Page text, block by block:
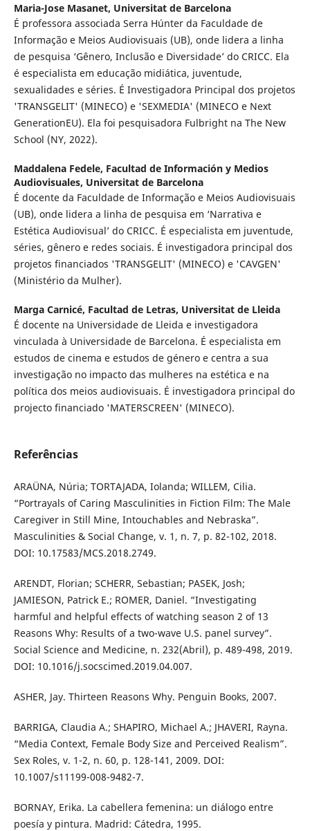
Maria-Jose Masanet, Universitat de Barcelona
É professora associada Serra Húnter da Faculdade de
Informação e Meios Audiovisuais (UB), onde lidera a linha
de pesquisa ‘Gênero, Inclusão e Diversidade’ do CRICC. Ela
é especialista em educação midiática, juventude,
sexualidades e séries. É Investigadora Principal dos projetos
'TRANSGELIT' (MINECO) e 'SEXMEDIA' (MINECO e Next
GenerationEU). Ela foi pesquisadora Fulbright na The New
School (NY, 2022).
Maddalena Fedele, Facultad de Información y Medios
Audiovisuales, Universitat de Barcelona
É docente da Faculdade de Informação e Meios Audiovisuais
(UB), onde lidera a linha de pesquisa em ‘Narrativa e
Estética Audiovisual’ do CRICC. É especialista em juventude,
séries, gênero e redes sociais. É investigadora principal dos
projetos financiados 'TRANSGELIT' (MINECO) e 'CAVGEN'
(Ministério da Mulher).
Marga Carnicé, Facultad de Letras, Universitat de Lleida
É docente na Universidade de Lleida e investigadora
vinculada à Universidade de Barcelona. É especialista em
estudos de cinema e estudos de género e centra a sua
investigação no impacto das mulheres na estética e na
política dos meios audiovisuais. É investigadora principal do
projecto financiado 'MATERSCREEN' (MINECO).
Referências
ARAÜNA, Núria; TORTAJADA, Iolanda; WILLEM, Cilia.
“Portrayals of Caring Masculinities in Fiction Film: The Male
Caregiver in Still Mine, Intouchables and Nebraska”.
Masculinities & Social Change, v. 1, n. 7, p. 82-102, 2018.
DOI: 10.17583/MCS.2018.2749.
ARENDT, Florian; SCHERR, Sebastian; PASEK, Josh;
JAMIESON, Patrick E.; ROMER, Daniel. “Investigating
harmful and helpful effects of watching season 2 of 13
Reasons Why: Results of a two-wave U.S. panel survey”.
Social Science and Medicine, n. 232(Abril), p. 489-498, 2019.
DOI: 10.1016/j.socscimed.2019.04.007.
ASHER, Jay. Thirteen Reasons Why. Penguin Books, 2007.
BARRIGA, Claudia A.; SHAPIRO, Michael A.; JHAVERI, Rayna.
“Media Context, Female Body Size and Perceived Realism”.
Sex Roles, v. 1-2, n. 60, p. 128-141, 2009. DOI:
10.1007/s11199-008-9482-7.
BORNAY, Erika. La cabellera femenina: un diálogo entre
poesía y pintura. Madrid: Cátedra, 1995.